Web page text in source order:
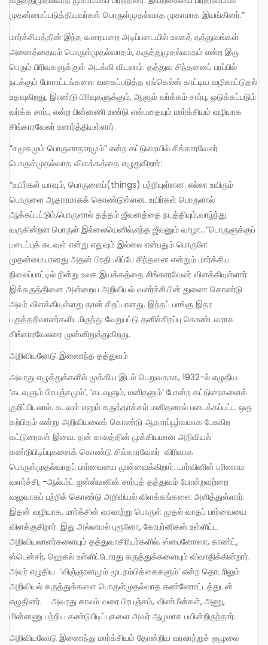
முதன்மைப்படுத்தியவர்கள் பொருள்முதல்வாத முகாமாக இயங்கினர்.”
மார்க்சியத்தின் இந்த வரையறை அடிப்படையில் உலகத் தத்துவங்கள்
அனைத்தையும் பொருள்முதல்வாதம், கருத்துமுதல்வாதம் என்ற இரு
பெரும் பிரிவுகளுக்குள் அடக்கி விடலாம். தத்துவ சிந்தனைப் பரப்பில்
நடக்கும் போராட்டங்களை வகைப்படுத்த ஏங்கெல்ஸ் காட்டிய வழிகாட்டுதல்
உதவுகிறது, இரண்டு பிரிவுகளுக்கும், ஆளும் வர்க்கம் சார்பு, ஒடுக்கப்படும்
வர்க்க சார்பு என்ற பின்னணி உண்டு என்பதையும் மார்க்சியம் வழியாக
சிங்காரவேலர் உணர்த்தியுள்ளார்.
“சமூகமும் பொருளாதாரமும்” என்ற கட்டுரையில் சிங்காரவேலர்
பொருள்முதல்வாத விளக்கத்தை எழுதுகிறார்:
“உயிர்கள் யாவும், பொருளைப்(things) பற்றியுள்ளன. எல்லா உயிரும்
பொருளை ஆதாரமாகக் கொண்டுள்ளன. உயிர்கள் பொருளால்
ஆக்கப்பட்டும்,பொருளால் தத்தம் ஜீவனத்தை நடத்தியும்,வாழ்ந்து
வருகின்றன.பொருள் இல்லையெனில்,எந்த ஜீவனும் வாழா…”பொருளுக்குப்
படைப்புக் கடவுள் என்று எதுவும் இல்லை என்பதும் பொருளே
முதன்மையானது அதன் பிரதிபலிப்பே சிந்தனை என்றும் மார்க்சிய
நிலைப்பாட்டில் நின்று உலக இயக்கத்தை சிங்காரவேலர் விளக்கியுள்ளார்.
இக்கருத்தினை அன்றைய அறிவியல் வளர்ச்சியின் துணை கொண்டு
அவர் விளக்கியுள்ளது தான் சிறப்பானது. இந்தப் பாங்கு இதர
பகுத்தறிவாளர்களிடமிருந்து வேறுபட்டு தனிச்சிறப்பு கொண்டவராக
சிங்காரவேலரை முன்னிறுத்துகிறது.
அறிவியலோடு இணைந்த தத்துவம்
அவரது எழுத்துக்களில் முக்கிய இடம் பெறுவதாக, 1932-ல் எழுதிய
‘கடவுளும் பிரபஞ்சமும்’, ‘கடவுளும், மனிதனும்’ போன்ற கட்டுரைகளைக்
குறிப்பிடலாம். கடவுள் எனும் கருத்தாக்கம் மனிதனால் படைக்கப்பட்ட ஒரு
கற்பிதம் என்று அறிவியலைக் கொண்டு ஆதாரப்பூர்வமாக பேசுகிற
கட்டுரைகள் இவை. தன் காலத்தின் முக்கியமான அறிவியல்
கண்டுபிடிப்புகளைக் கொண்டு சிங்காரவேலர் விரிவாக
பொருள்முதல்வாதப் பார்வையை முன்வைக்கிறார். டார்வினின் பரிணாம
வளர்ச்சி, -ஆல்பர்ட் ஐன்ஸ்டீனின் சார்புத் தத்துவம் போன்றவற்றை
வலுவாகப் பற்றிக் கொண்டு அறிவியல் விளக்கங்களை அளித்துள்ளார்.
இதன் வழியாக, மார்க்சின் வரலாற்று பொருள் முதல் வாதப் பார்வையை
விளக்குகிறார். இது அல்லாமல் புரூனோ, கோபர்னிகஸ் உள்ளிட்ட
அறிவியலாளர்களையும் தத்துவாசிரியர்களில். ஸ்பைனோஸா, காண்ட்,
ஸ்பென்சர், ஹெகல் உள்ளிட்டோரது கருத்துக்களையும் விவாதிக்கின்றார்.
அவர் எழுதிய ‘விஞ்ஞானமும் மூடநம்பிக்கைகளும்’ என்ற தொடரிலும்
அறிவியல் கருத்துக்களை பொருள்முதல்வாத கண்ணோட்டத்துடன்
எழுதினர். அவரது காலம் வரை பிரபஞ்சம், விண்மீன்கள், அணு,
மின்னணு பற்றிய கண்டுபிடிப்புகளை அவர் ஆழமாக பயின்றிருந்தார்.
அறிவியலோடு இணைந்து மார்க்சியம் தோன்றிய வரலாற்றுச் சூழலை